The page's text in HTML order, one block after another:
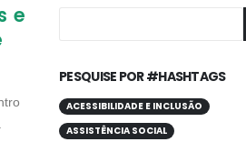
e
PESQUISE POR #HASHTAGS
ACESSIBILIDADE E INCLUSÃO
ASSISTÊNCIA SOCIAL